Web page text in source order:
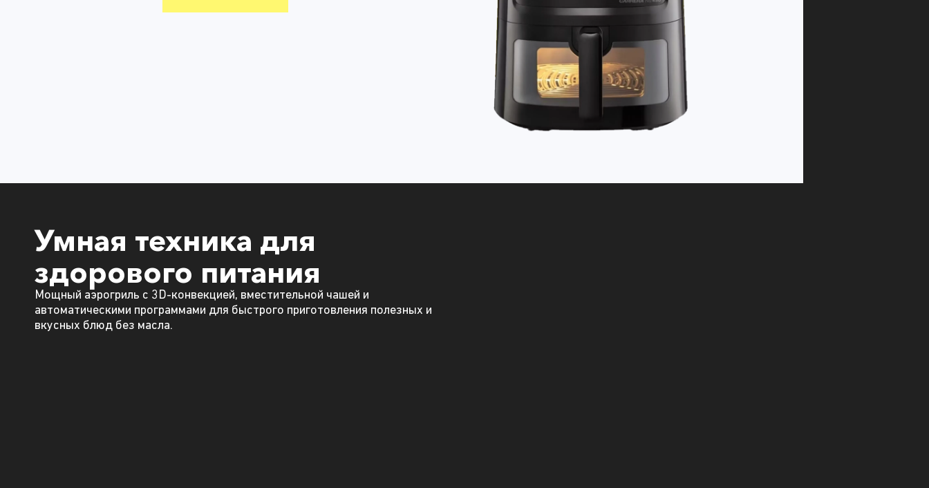
Умная техника для
здорового питания
Мощный аэрогриль с 3D-конвекцией, вместительной чашей и
автоматическими программами для быстрого приготовления полезных и
вкусных блюд без масла.